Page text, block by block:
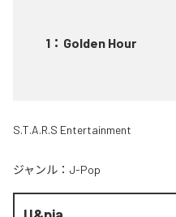
1 ： Golden Hour
S.T.A.R.S Entertainment
ジャンル： J-Pop